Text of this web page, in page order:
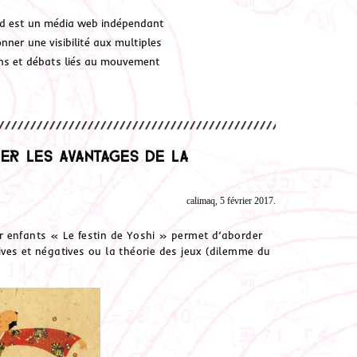
est un média web indépendant
une visibilité aux multiples
et débats liés au mouvement
les avantages de la
calimaq, 5 février 2017.
enfants « Le festin de Yoshi » permet d’aborder
et négatives ou la théorie des jeux (dilemme du